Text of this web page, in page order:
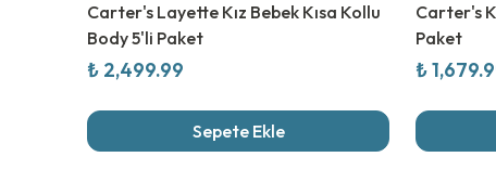
Carter's Layette Kız Bebek Kısa Kollu
Body 5'li Paket
₺ 2,499.99
Sepete Ekle
Carter's
Paket
₺